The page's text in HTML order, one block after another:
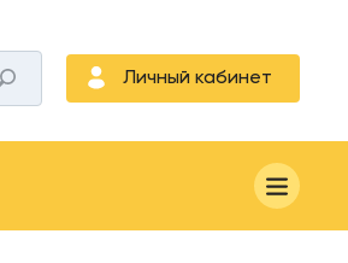
Личный кабинет